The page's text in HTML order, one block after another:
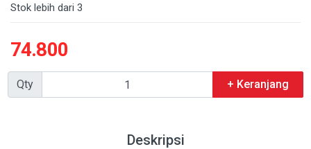
Stok lebih dari 3
74.800
Qty + Keranjang
Deskripsi